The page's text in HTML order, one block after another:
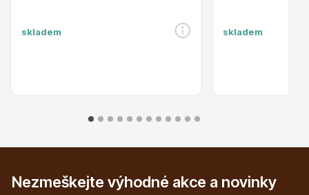
Ovocné stromy
skladem skladem
Nezmeškejte výhodné akce a novinky